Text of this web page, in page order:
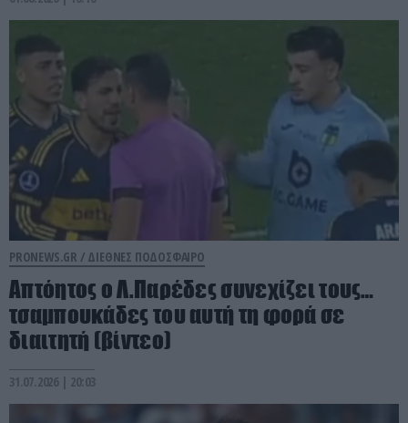
PRONEWS.GR / ΔΙΕΘΝΕΣ ΠΟΔΟΣΦΑΙΡΟ
Απτόητος ο Λ.Παρέδες συνεχίζει τους…
τσαμπουκάδες του αυτή τη φορά σε
διαιτητή (βίντεο)
31.07.2026 | 20:03